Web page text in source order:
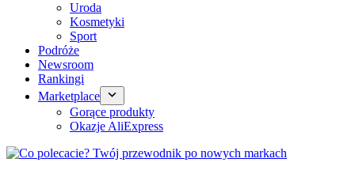
Uroda
Kosmetyki
Sport
Podróże
Newsroom
Rankingi
Marketplace
Gorące produkty
Okazje AliExpress